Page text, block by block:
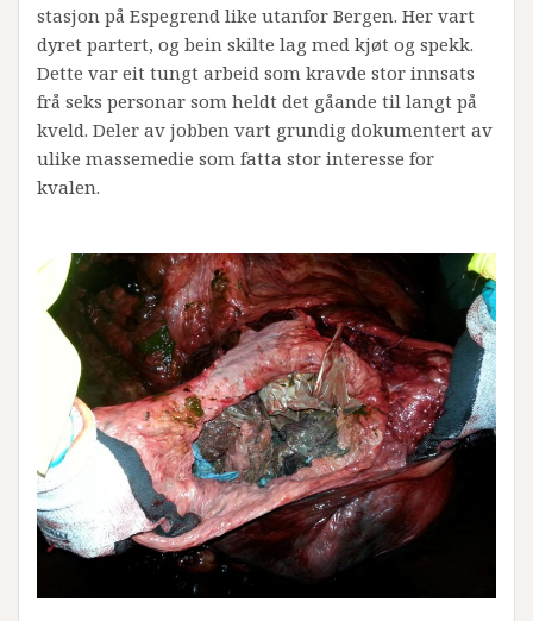
stasjon på Espegrend like utanfor Bergen. Her vart
dyret partert, og bein skilte lag med kjøt og spekk.
Dette var eit tungt arbeid som kravde stor innsats
frå seks personar som heldt det gåande til langt på
kveld. Deler av jobben vart grundig dokumentert av
ulike massemedie som fatta stor interesse for
kvalen.